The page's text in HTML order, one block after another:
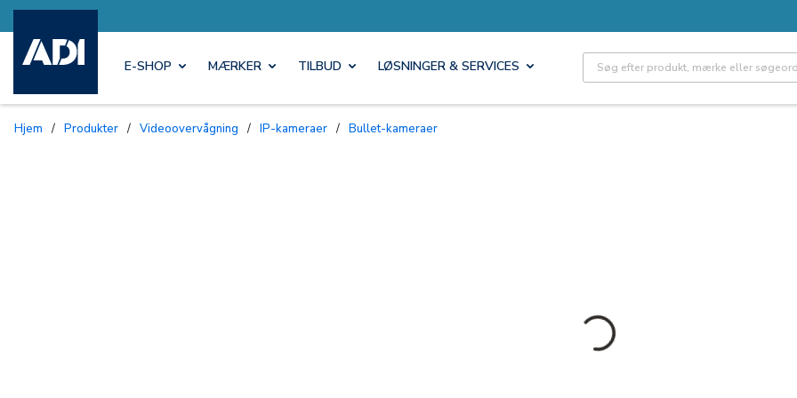
E-SHOP MÆRKER TILBUD LØSNINGER & SERVICES Site Search
Hjem / Produkter / Videoovervågning / IP-kameraer / Bullet-kameraer